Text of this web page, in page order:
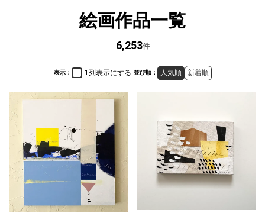
絵画作品一覧
6,253件
表示： 1列表示にする 並び順： 人気順 新着順